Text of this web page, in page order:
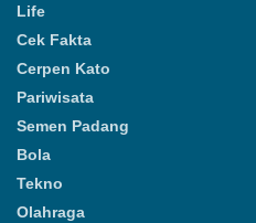
Life
Cek Fakta
Cerpen Kato
Pariwisata
Semen Padang
Bola
Tekno
Olahraga